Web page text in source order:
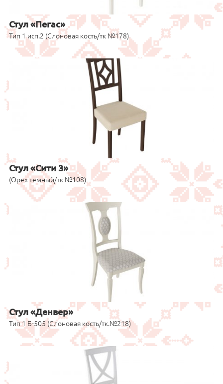
Стул «Пегас»
Тип 1 исп.2 (Слоновая кость/тк №178)
Стул «Сити 3»
(Орех темный/тк №108)
Стул «Денвер»
Тип 1 Б-505 (Слоновая кость/тк.№218)